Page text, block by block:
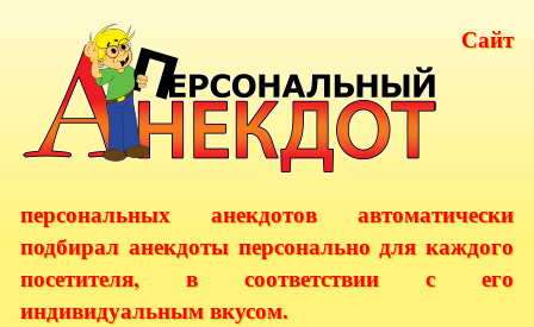
Сайт
персональных анекдотов автоматически
подбирал анекдоты персонально для каждого
посетителя, в соответствии с его
индивидуальным вкусом.